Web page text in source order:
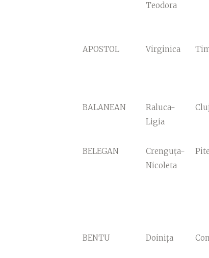
Teodora
APOSTOL Virginica
BALANEAN
Raluca-
Ligia
BELEGAN
Crenguța-
Nicoleta
BENTU Doinița